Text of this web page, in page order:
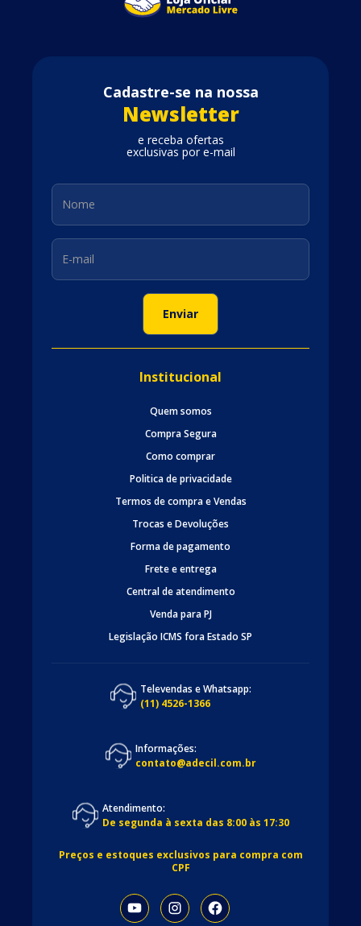
Cadastre-se na nossa
Newsletter
e receba ofertas
exclusivas por e-mail
Institucional
Quem somos
Compra Segura
Como comprar
Politica de privacidade
Termos de compra e Vendas
Trocas e Devoluções
Forma de pagamento
Frete e entrega
Central de atendimento
Venda para PJ
Legislação ICMS fora Estado SP
Televendas e Whatsapp:
(11) 4526-1366
Informações:
contato@adecil.com.br
Atendimento:
De segunda à sexta das 8:00 às 17:30
Preços e estoques exclusivos para compra com
CPF